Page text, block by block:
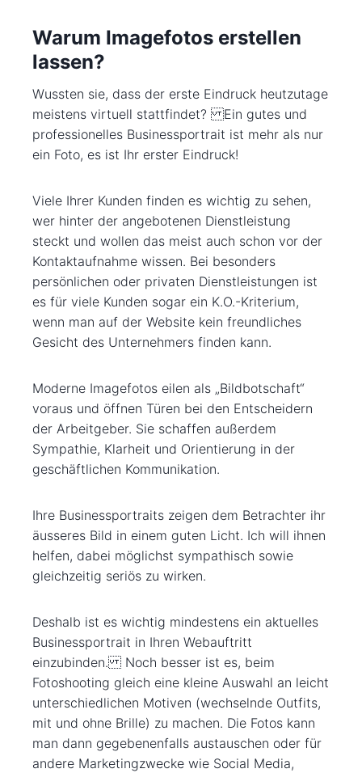
Warum Imagefotos erstellen
lassen?
Wussten sie, dass der erste Eindruck heutzutage
meistens virtuell stattfindet? Ein gutes und
professionelles Businessportrait ist mehr als nur
ein Foto, es ist Ihr erster Eindruck!
Viele Ihrer Kunden finden es wichtig zu sehen,
wer hinter der angebotenen Dienstleistung
steckt und wollen das meist auch schon vor der
Kontaktaufnahme wissen. Bei besonders
persönlichen oder privaten Dienstleistungen ist
es für viele Kunden sogar ein K.O.-Kriterium,
wenn man auf der Website kein freundliches
Gesicht des Unternehmers finden kann.
Moderne Imagefotos eilen als „Bildbotschaft“
voraus und öffnen Türen bei den Entscheidern
der Arbeitgeber. Sie schaffen außerdem
Sympathie, Klarheit und Orientierung in der
geschäftlichen Kommunikation.
Ihre Businessportraits zeigen dem Betrachter ihr
äusseres Bild in einem guten Licht. Ich will ihnen
helfen, dabei möglichst sympathisch sowie
gleichzeitig seriös zu wirken.
Deshalb ist es wichtig mindestens ein aktuelles
Businessportrait in Ihren Webauftritt
einzubinden. Noch besser ist es, beim
Fotoshooting gleich eine kleine Auswahl an leicht
unterschiedlichen Motiven (wechselnde Outfits,
mit und ohne Brille) zu machen. Die Fotos kann
man dann gegebenenfalls austauschen oder für
andere Marketingzwecke wie Social Media,